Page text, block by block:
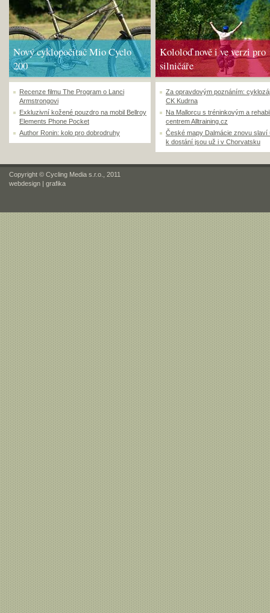
Nový cyklopočítač Mio Cyclo
200
Recenze filmu The Program o Lanci
Armstrongovi
Exkluzivní kožené pouzdro na mobil Bellroy
Elements Phone Pocket
Author Ronin: kolo pro dobrodruhy
Kololoď nově i ve verzi pro
silničáře
Za opravdovým poznáním:
CK Kudrna
Na Mallorcu s tréninkovým a
centrem Alltraining.cz
České mapy Dalmácie znovu slaví
k dostání jsou už i v Chorvatsku
Copyright © Cycling Media s.r.o., 2011
webdesign | grafika